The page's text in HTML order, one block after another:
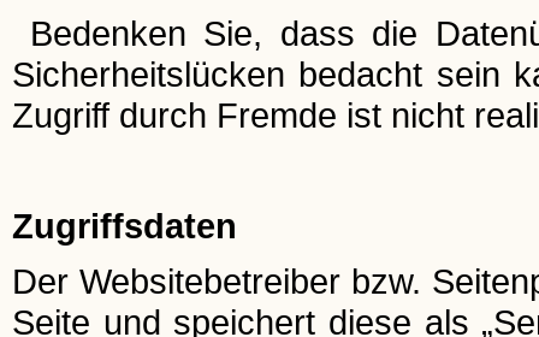
Bedenken Sie, dass die
Sicherheitslücken bedacht sein
Zugriff durch Fremde ist nicht
Zugriffsdaten
Der Websitebetreiber bzw.
Seite und speichert diese als